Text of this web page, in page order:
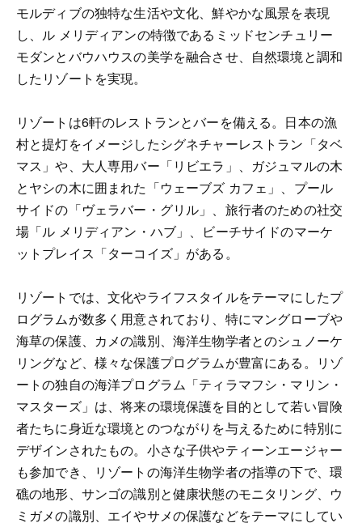
モルディブの独特な生活や文化、鮮やかな風景を表現
し、ル メリディアンの特徴であるミッドセンチュリー
モダンとバウハウスの美学を融合させ、自然環境と調和
したリゾートを実現。
リゾートは6軒のレストランとバーを備える。日本の漁
村と提灯をイメージしたシグネチャーレストラン「タベ
マス」や、大人専用バー「リビエラ」、ガジュマルの木
とヤシの木に囲まれた「ウェーブズ カフェ」、プール
サイドの「ヴェラバー・グリル」、旅行者のための社交
場「ル メリディアン・ハブ」、ビーチサイドのマーケ
ットプレイス「ターコイズ」がある。
リゾートでは、文化やライフスタイルをテーマにしたプ
ログラムが数多く用意されており、特にマングローブや
海草の保護、カメの識別、海洋生物学者とのシュノーケ
リングなど、様々な保護プログラムが豊富にある。リゾ
ートの独自の海洋プログラム「ティラマフシ・マリン・
マスターズ」は、将来の環境保護を目的として若い冒険
者たちに身近な環境とのつながりを与えるために特別に
デザインされたもの。小さな子供やティーンエージャー
も参加でき、リゾートの海洋生物学者の指導の下で、環
礁の地形、サンゴの識別と健康状態のモニタリング、ウ
ミガメの識別、エイやサメの保護などをテーマにしてい